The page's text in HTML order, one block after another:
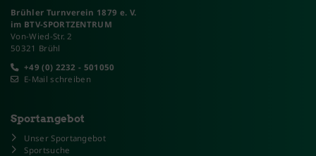
Brühler Turnverein 1879 e. V.
im BTV-SPORTZENTRUM
Von-Wied-Str. 2
50321 Brühl
+49 (0) 2232 - 501050
E-Mail schreiben
Sportangebot
Unser Sportangebot
Sportsuche